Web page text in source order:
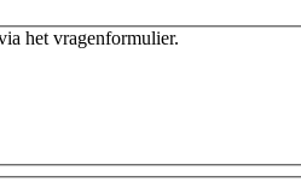
het vragenformulier.